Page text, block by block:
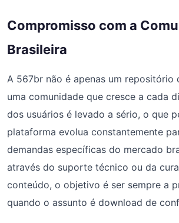
Compromisso com a
Brasileira
A 567br não é apenas um repositório
uma comunidade que cresce a cada
dos usuários é levado a sério, o que
plataforma evolua constantemente
demandas específicas do mercado
através do suporte técnico ou da
conteúdo, o objetivo é ser sempre a
quando o assunto é download de